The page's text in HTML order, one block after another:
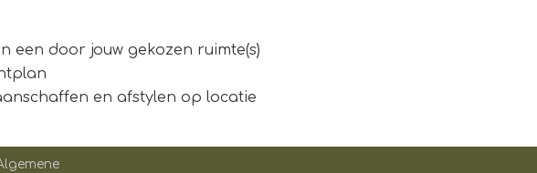
een door jouw gekozen ruimte(s)
en afstylen op locatie